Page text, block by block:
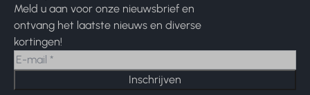
Meld u aan voor onze nieuwsbrief en
ontvang het laatste nieuws en diverse
kortingen!
Inschrijven